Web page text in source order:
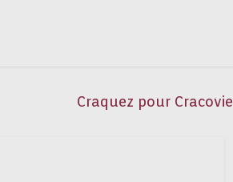
Craquez pour Cracovie